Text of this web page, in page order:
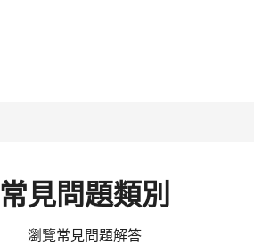
常見問題類別
瀏覽常見問題解答